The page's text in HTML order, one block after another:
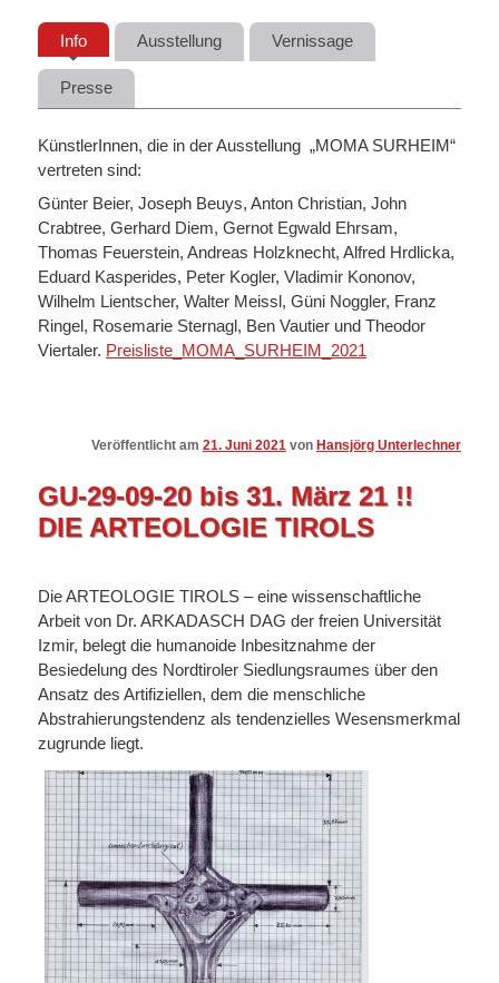
Info Ausstellung Vernissage
Presse
KünstlerInnen, die in der Ausstellung „MOMA SURHEIM“
vertreten sind:
Günter Beier, Joseph Beuys, Anton Christian, John
Crabtree, Gerhard Diem, Gernot Egwald Ehrsam,
Thomas Feuerstein, Andreas Holzknecht, Alfred Hrdlicka,
Eduard Kasperides, Peter Kogler, Vladimir Kononov,
Wilhelm Lientscher, Walter Meissl, Güni Noggler, Franz
Ringel, Rosemarie Sternagl, Ben Vautier und Theodor
Viertaler. Preisliste_MOMA_SURHEIM_2021
Veröffentlicht am 21. Juni 2021 von Hansjörg Unterlechner
GU-29-09-20 bis 31. März 21 !!
DIE ARTEOLOGIE TIROLS
Die ARTEOLOGIE TIROLS – eine wissenschaftliche
Arbeit von Dr. ARKADASCH DAG der freien Universität
Izmir, belegt die humanoide Inbesitznahme der
Besiedelung des Nordtiroler Siedlungsraumes über den
Ansatz des Artifiziellen, dem die menschliche
Abstrahierungstendenz als tendenzielles Wesensmerkmal
zugrunde liegt.